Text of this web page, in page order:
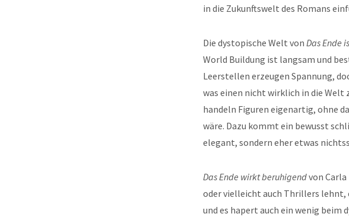
in die Zukunftswelt des Romans
Die dystopische Welt von Das Ende
World Buildung ist langsam und
Leerstellen erzeugen Spannung,
was einen nicht wirklich in die
handeln Figuren eigenartig, ohne
wäre. Dazu kommt ein bewusst
elegant, sondern eher etwas
Das Ende wirkt beruhigendvon
oder vielleicht auch Thrillers lehnt,
und es hapert auch ein wenig